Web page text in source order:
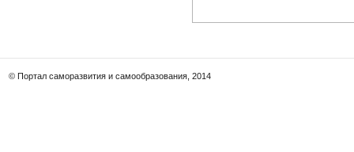
© Портал саморазвития и самообразования, 2014